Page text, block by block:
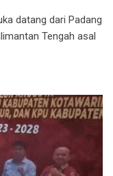
datang dari Padang
Tengah asal